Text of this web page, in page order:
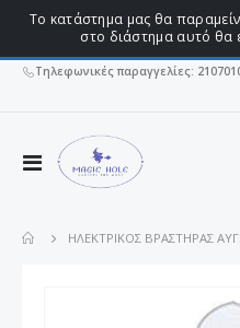
Το κατάστημα μας θα
στο διάστημα αυτό θα
Τηλεφωνικές παραγγελίες:
Εναλλαγή
Πλοήγησης
ΗΛΕΚΤΡΙΚΌΣ ΒΡΑΣΤΉΡΑΣ